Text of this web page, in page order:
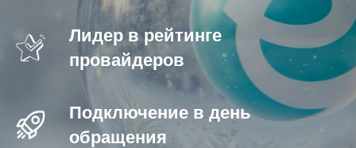
Лидер в рейтинге
провайдеров
Подключение в день
обращения